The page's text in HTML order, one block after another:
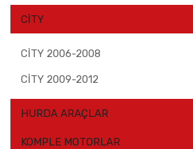
CİTY
CİTY 2006-2008
CİTY 2009-2012
HURDA ARAÇLAR
KOMPLE MOTORLAR